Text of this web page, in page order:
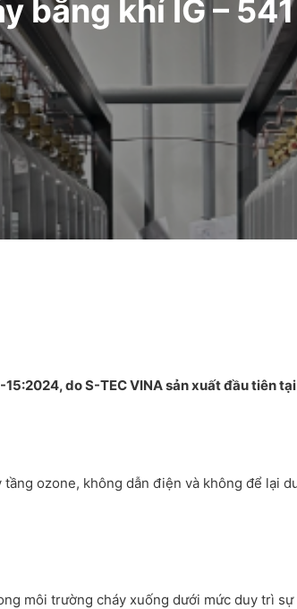
bằng khí IG – 541
do S-TEC VINA sản xuất đầu tiên
ozone, không dẫn điện và không để lại
môi trường cháy xuống dưới mức duy trì sự